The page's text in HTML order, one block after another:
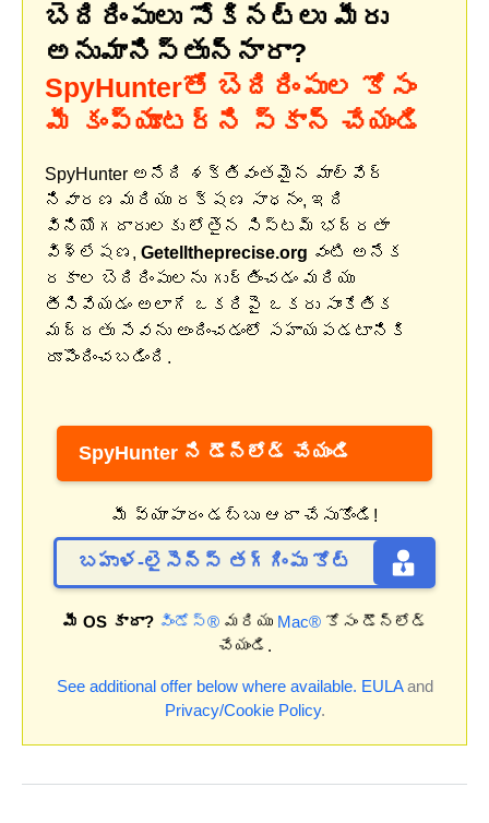
బెదిరింపులు సోకినట్లు మీరు
అనుమానిస్తున్నారా?
SpyHunterతో బెదిరింపుల కోసం
మీ కంప్యూటర్‌ని స్కాన్ చేయండి
SpyHunter అనేది శక్తివంతమైన మాల్వేర్
నివారణ మరియు రక్షణ సాధనం, ఇది
వినియోగదారులకు లోతైన సిస్టమ్ భద్రతా
విశ్లేషణ, Getelltheprecise.org వంటి అనేక
రకాల బెదిరింపులను గుర్తించడం మరియు
తీసివేయడం అలాగే ఒకరిపై ఒకరు సాంకేతిక
మద్దతు సేవను అందించడంలో సహాయపడటానికి
రూపొందించబడింది.
SpyHunter ని డౌన్‌లోడ్ చేయండి
మీ వ్యాపారం డబ్బు ఆదా చేసుకోండి!
బహుళ-లైసెన్స్ తగ్గింపు కోట్
మీ OS కాదా? విండోస్®మరియు Mac®కోసం డౌన్‌లోడ్
చేయండి.
See additional offer below where available. EULAand
Privacy/Cookie Policy.